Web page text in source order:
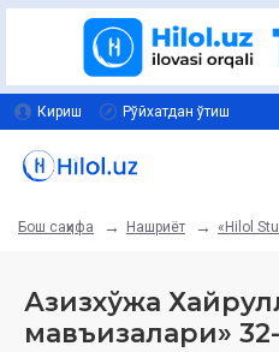
Кириш Рўйхатдан ўтиш
Бош саҳифа Нашриёт «Hilol
Азизхўжа
мавъизалари»